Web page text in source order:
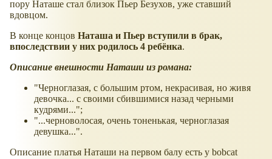
пору Наташе стал близок Пьер Безухов, уже ставший
вдовцом.
В конце концов Наташа и Пьер вступили в брак,
впоследствии у них родилось 4 ребёнка.
Описание внешности Наташи из романа:
"Черноглазая, с большим ртом, некрасивая, но живя
девочка... с своими сбившимися назад черными
кудрями...";
"...черноволосая, очень тоненькая, черноглазая
девушка...".
Описание платья Наташи на первом балу есть у bobcat